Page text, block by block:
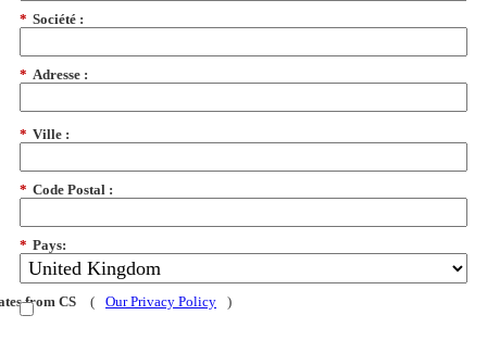
* Société :
* Adresse :
* Ville :
* Code Postal :
* Pays:
from CS ( Our Privacy Policy )